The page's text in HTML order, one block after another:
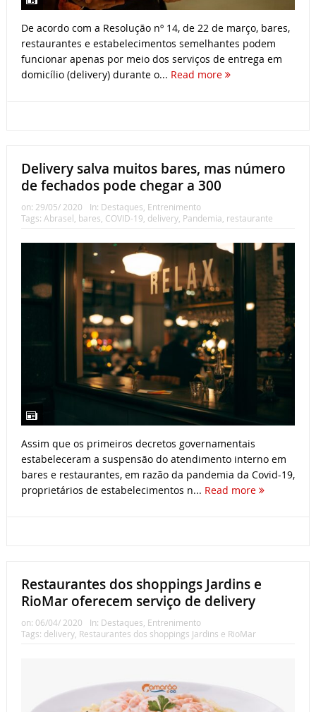
De acordo com a Resolução nº 14, de 22 de março, bares,
restaurantes e estabelecimentos semelhantes podem
funcionar apenas por meio dos serviços de entrega em
domicílio (delivery) durante o... Read more
Delivery salva muitos bares, mas número
de fechados pode chegar a 300
on: 29/05/ 2020 In: Destaques Entrenimento
Tags: Abrasel bares COVID-19 delivery, Pandemia restaurante
Assim que os primeiros decretos governamentais
estabeleceram a suspensão do atendimento interno em
bares e restaurantes, em razão da pandemia da Covid-19,
proprietários de estabelecimentos n... Read more
Restaurantes dos shoppings Jardins e
RioMar oferecem serviço de delivery
on: 06/04/ 2020 In: Destaques, Entrenimento
Tags: delivery, Restaurantes dos shoppings Jardins e RioMar